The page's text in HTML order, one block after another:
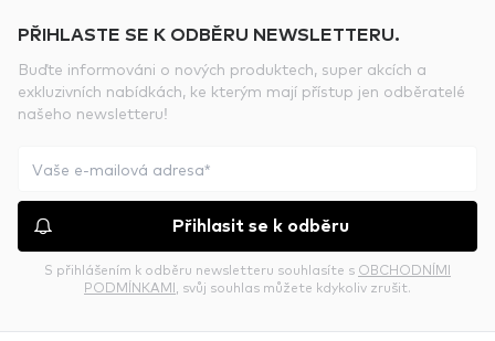
PŘIHLASTE SE K ODBĚRU NEWSLETTERU.
Buďte informováni o nových produktech, super akcích a
exkluzivních nabídkách, ke kterým mají přístup jen odběratelé
našeho newsletteru!
Přihlasit se k odběru
S přihlášením k odběru newsletteru souhlasíte s OBCHODNÍMI
PODMÍNKAMI , svůj souhlas můžete kdykoliv zrušit.